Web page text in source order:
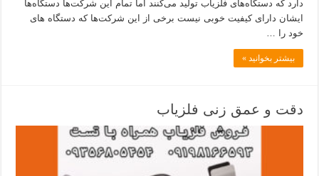
دارد که دستگاه‌های فلزیاب تولید می‌کنند اما تمام این شرکت‌ها دستگاه‌ها
ایشان دارای کیفیت خوبی نیست برخی از این شرکت‌ها که دستگاه های
خود را …
بیشتر بخوانید »
دقت و عمق زنی فلزیاب